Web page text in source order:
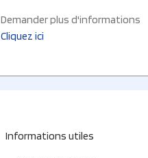
Demander plus d'informations
Cliquez ici
Informations utiles